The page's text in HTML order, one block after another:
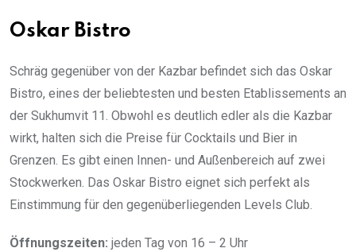
Oskar Bistro
Schräg gegenüber von der Kazbar befindet sich das Oskar
Bistro, eines der beliebtesten und besten Etablissements an
der Sukhumvit 11. Obwohl es deutlich edler als die Kazbar
wirkt, halten sich die Preise für Cocktails und Bier in
Grenzen. Es gibt einen Innen- und Außenbereich auf zwei
Stockwerken. Das Oskar Bistro eignet sich perfekt als
Einstimmung für den gegenüberliegenden Levels Club.
Öffnungszeiten: jeden Tag von 16 – 2 Uhr